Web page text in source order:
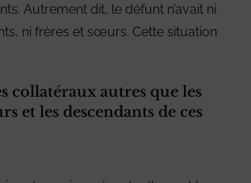
Autrement dit, le défunt n’avait ni
ni frères et sœurs. Cette situation
collatéraux autres que les
et les descendants de ces